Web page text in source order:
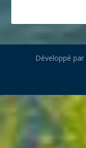
Développé par